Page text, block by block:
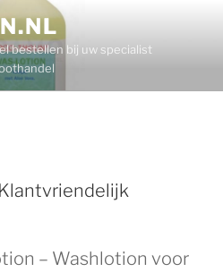
bestellen bij uw specialist
– Washlotion voor